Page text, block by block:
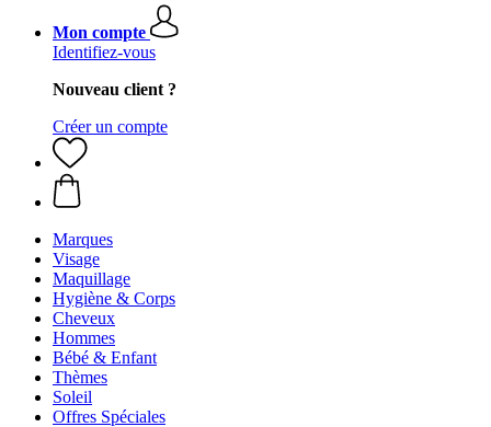
Mon compte
Identifiez-vous
Nouveau client ?
Créer un compte
Marques
Visage
Maquillage
Hygiène & Corps
Cheveux
Hommes
Bébé & Enfant
Thèmes
Soleil
Offres Spéciales